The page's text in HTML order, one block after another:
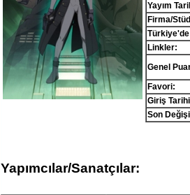
Yayım
Firma/
Linkler:
Genel
Favori:
Giriş
Son
Yapımcılar/Sanatçılar: